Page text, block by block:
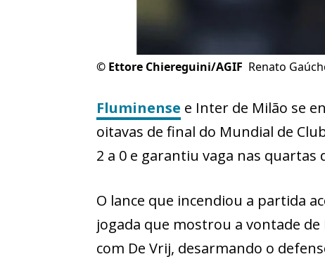
© Ettore Chiereguini/AGIF Renato
Fluminense e Inter de Milão se
oitavas de final do Mundial de
2 a 0 e garantiu vaga nas quartas
O lance que incendiou a partida
jogada que mostrou a vontade de
com De Vrij, desarmando o